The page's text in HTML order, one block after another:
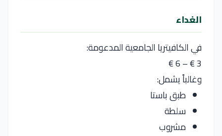
الغداء
في الكافيتريا الجامعية المدعومة:
3 € – 6 €
وغالباً يشمل:
طبق باستا
سلطة
مشروب